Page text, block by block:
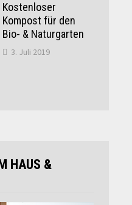
Kostenloser
Kompost für den
Bio- & Naturgarten
3. Juli 2019
HAUS &